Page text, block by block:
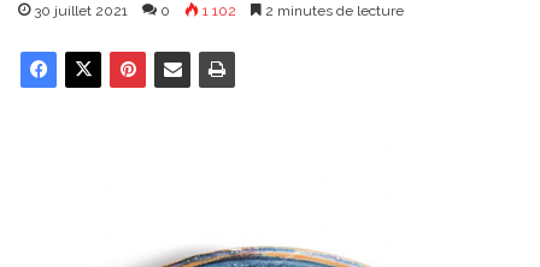
30 juillet 2021 0 1 102 2 minutes de lecture